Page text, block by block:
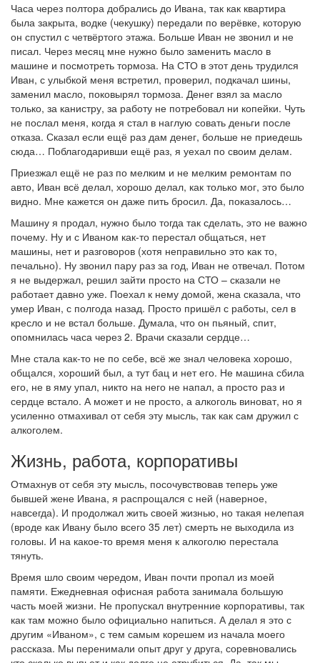
Часа через полтора добрались до Ивана, так как квартира
была закрыта, водке (чекушку) передали по верёвке, которую
он спустил с четвёртого этажа. Больше Иван не звонил и не
писал. Через месяц мне нужно было заменить масло в
машине и посмотреть тормоза. На СТО в этот день трудился
Иван, с улыбкой меня встретил, проверил, подкачал шины,
заменил масло, поковырял тормоза. Денег взял за масло
только, за канистру, за работу не потребовал ни копейки. Чуть
не послал меня, когда я стал в наглую совать деньги после
отказа. Сказал если ещё раз дам денег, больше не приедешь
сюда… Поблагодаривши ещё раз, я уехал по своим делам.
Приезжал ещё не раз по мелким и не мелким ремонтам по
авто, Иван всё делал, хорошо делал, как только мог, это было
видно. Мне кажется он даже пить бросил. Да, показалось…
Машину я продал, нужно было тогда так сделать, это не важно
почему. Ну и с Иваном как-то перестал общаться, нет
машины, нет и разговоров (хотя неправильно это как то,
печально). Ну звонил пару раз за год, Иван не отвечал. Потом
я не выдержал, решил зайти просто на СТО – сказали не
работает давно уже. Поехал к нему домой, жена сказала, что
умер Иван, с полгода назад. Просто пришёл с работы, сел в
кресло и не встал больше. Думала, что он пьяный, спит,
опомнилась часа через 2. Врачи сказали сердце…
Мне стала как-то не по себе, всё же знал человека хорошо,
общался, хороший был, а тут бац и нет его. Не машина сбила
его, не в яму упал, никто на него не напал, а просто раз и
сердце встало. А может и не просто, а алкоголь виноват, но я
усиленно отмахивал от себя эту мысль, так как сам дружил с
алкоголем.
Жизнь, работа, корпоративы
Отмахнув от себя эту мысль, посочувствовав теперь уже
бывшей жене Ивана, я распрощался с ней (наверное,
навсегда). И продолжал жить своей жизнью, но такая нелепая
(вроде как Ивану было всего 35 лет) смерть не выходила из
головы. И на какое-то время меня к алкоголю перестала
тянуть.
Время шло своим чередом, Иван почти пропал из моей
памяти. Ежедневная офисная работа занимала большую
часть моей жизни. Не пропускал внутренние корпоративы, так
как там можно было официально напиться. А делал я это с
другим «Иваном», с тем самым корешем из начала моего
рассказа. Мы перенимали опыт друг у друга, соревновались